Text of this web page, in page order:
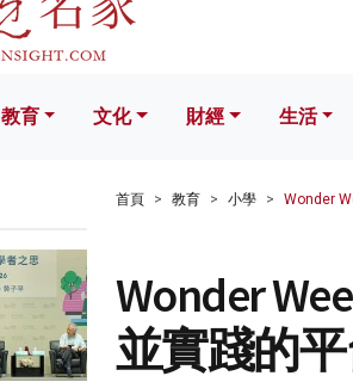
教育 文化 財經 生活
首頁 教育 小學 Wonder
Wonder
並實踐的